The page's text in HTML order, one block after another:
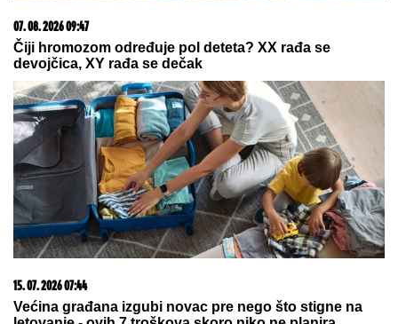
07. 08. 2026 18:22
TANKE NADE ZA RUMUNIJU: Operacija potapanja
barži mogla bi da produži rad reaktora 2 Černavode